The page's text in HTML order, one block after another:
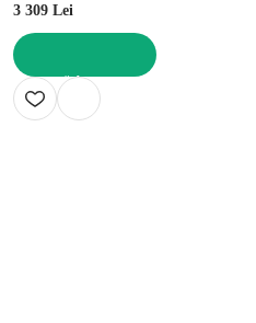
3 309 Lei
ADAUGĂ ÎN COȘ